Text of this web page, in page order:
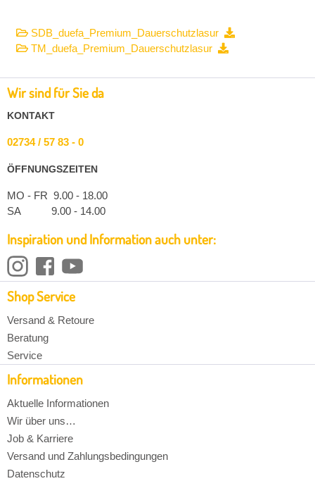
SDB_duefa_Premium_Dauerschutzlasur
TM_duefa_Premium_Dauerschutzlasur
Wir sind für Sie da
KONTAKT
02734 / 57 83 - 0
ÖFFNUNGSZEITEN
MO - FR 9.00 - 18.00
SA 9.00 - 14.00
Inspiration und Information auch unter:
Shop Service
Versand & Retoure
Beratung
Service
Informationen
Aktuelle Informationen
Wir über uns…
Job & Karriere
Versand und Zahlungsbedingungen
Datenschutz